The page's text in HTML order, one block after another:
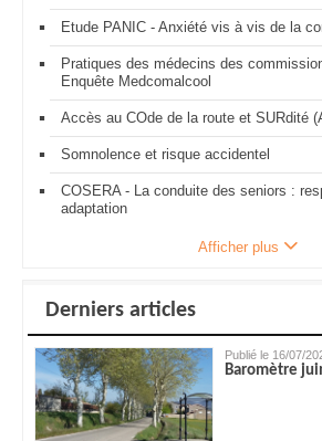
Etude PANIC - Anxiété vis à vis de la
Pratiques des médecins des
Enquête Medcomalcool
Accès au COde de la route et SURdité
Somnolence et risque accidentel
COSERA - La conduite des seniors :
adaptation
Afficher plus
Derniers articles
Publié le 16/07/
Baromètre